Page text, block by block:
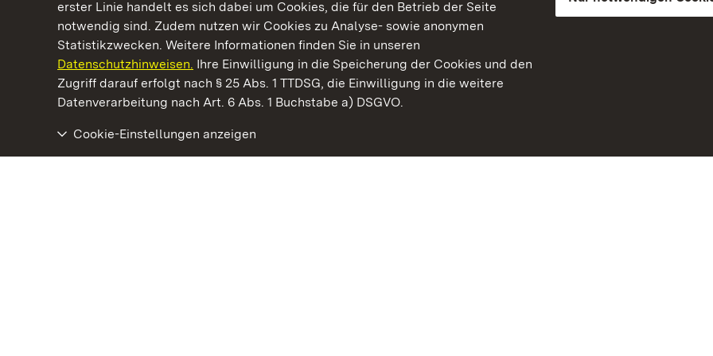
erster Linie handelt es sich dabei um Cookies, die für den Betrieb der Seite
notwendig sind. Zudem nutzen wir Cookies zu Analyse- sowie anonymen
Statistikzwecken. Weitere Informationen finden Sie in unseren
Datenschutzhinweisen. Ihre Einwilligung in die Speicherung der Cookies und den
Zugriff darauf erfolgt nach § 25 Abs. 1 TTDSG, die Einwilligung in die weitere
Datenverarbeitung nach Art. 6 Abs. 1 Buchstabe a) DSGVO.
Cookie-Einstellungen anzeigen
Kommen. Staunen. Genießen.